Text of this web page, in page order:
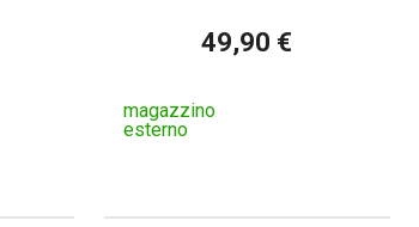
49,90 €
magazzino
esterno